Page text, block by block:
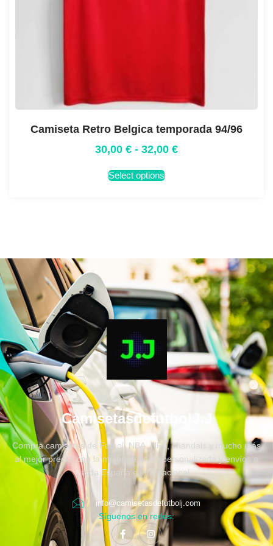
Camiseta Retro Belgica temporada 94/96
30,00 € - 32,00 €
Select options
CamisetasdefutbolJ.J
Compra camisetas de Fútbol, NBA, NFL, chandals y mucho más
al mejor precio, con la mejor atención personalizada y envíos a
toda España e internacional.
info@camisetasdefutbolj.com
Síguenos en redes: